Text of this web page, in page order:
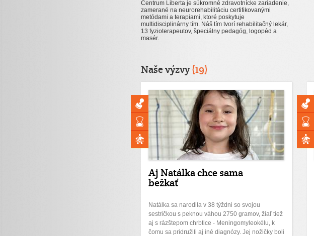
Centrum Liberta je súkromné zdravotnícke zariadenie,
zamerané na neurorehabilitáciu certifikovanými
metódami a terapiami, ktoré poskytuje
multidisciplinárny tím. Náš tím tvorí rehabilitačný lekár,
13 fyzioterapeutov, špeciálny pedagóg, logopéd a
masér.
Naše výzvy(19)
Aj Natálka chce sama
bežkať
Natálka sa narodila v 38 týždni so svojou
sestričkou s peknou váhou 2750 gramov, žiaľ tiež
aj s rázštepom chrbtice - Meningomyleokélu, k
čomu sa pridružili aj iné diagnózy. Jej nožičky boli